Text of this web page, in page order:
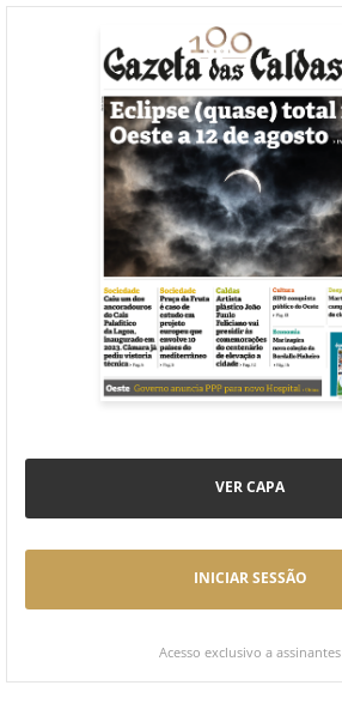
VER CAPA
INICIAR SESSÃO
Acesso exclusivo a assinantes